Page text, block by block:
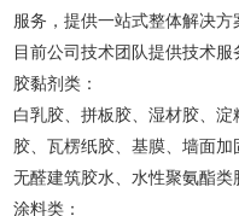
服务，提供一站式整体解决方
目前公司技术团队提供技术服
胶黏剂类：
白乳胶、拼板胶、湿材胶、
胶、瓦楞纸胶、基膜、墙面加
无醛建筑胶水、水性聚氨酯类
涂料类：